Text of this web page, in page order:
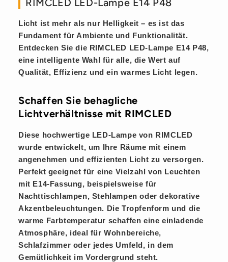
Licht ist mehr als nur Helligkeit – es ist das
Fundament für Ambiente und Funktionalität.
Entdecken Sie die RIMCLED LED-Lampe E14 P48,
eine intelligente Wahl für alle, die Wert auf
Qualität, Effizienz und ein warmes Licht legen.
Schaffen Sie behagliche
Lichtverhältnisse mit RIMCLED
Diese hochwertige LED-Lampe von RIMCLED
wurde entwickelt, um Ihre Räume mit einem
angenehmen und effizienten Licht zu versorgen.
Perfekt geeignet für eine Vielzahl von Leuchten
mit E14-Fassung, beispielsweise für
Nachttischlampen, Stehlampen oder dekorative
Akzentbeleuchtungen. Die Tropfenform und die
warme Farbtemperatur schaffen eine einladende
Atmosphäre, ideal für Wohnbereiche,
Schlafzimmer oder jedes Umfeld, in dem
Gemütlichkeit im Vordergrund steht.